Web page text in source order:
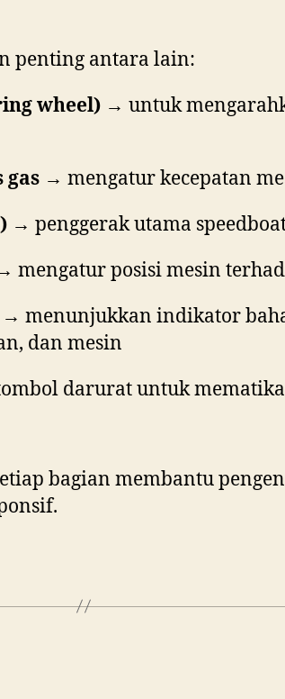
penting antara lain:
wheel) → untuk
gas → mengatur kecepatan
→ penggerak utama
mengatur posisi mesin
→ menunjukkan indikator
dan mesin
darurat untuk
bagian membantu